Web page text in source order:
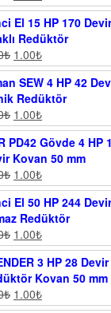
El 15 HP 170 Devir
Redüktör
₺ 1.00₺
SEW 4 HP 42
Redüktör
₺ 1.00₺
PD42 Gövde 4 HP
Kovan 50 mm
₺ 1.00₺
El 50 HP 244 Devir
Redüktör
₺ 1.00₺
3 HP 28 Devir
Kovan 50 mm
₺ 1.00₺